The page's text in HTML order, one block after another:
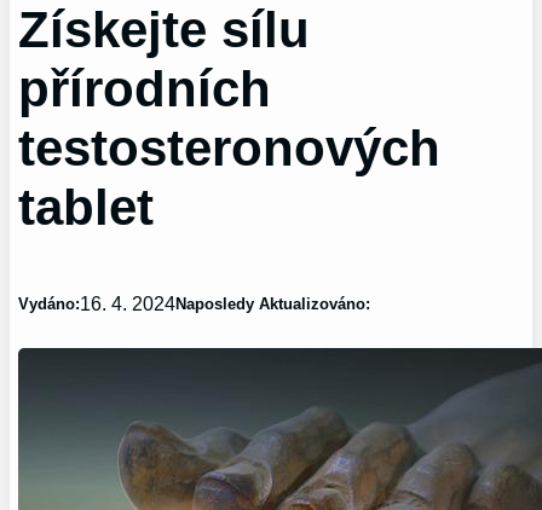
Získejte sílu
přírodních
testosteronových
tablet
Vydáno:16. 4. 2024Naposledy Aktualizováno: